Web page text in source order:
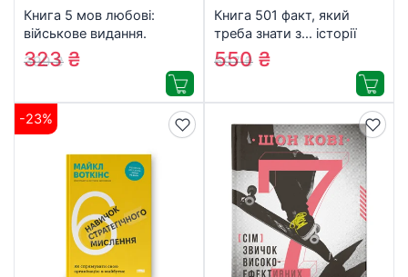
Книга 5 мов любові:
військове видання.
Секрети стійкості
кохання – Ґері Чепмен,
Джослін Ґрін BookChef
(9786175482865)
399₴
323₴
Книга 501 факт, який
треба знати з… історії
України – Анна
Шиманська, Андрій
Видавництво Старого
Лева (9789664481516)
697₴
550 ₴
-23%